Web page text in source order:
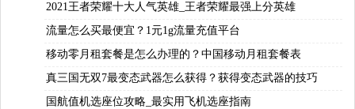
2021王者荣耀十大人气英雄_王者荣耀最强上分英雄
流量怎么买最便宜？1元1g流量充值平台
移动零月租套餐是怎么办理的？中国移动月租套餐表
真三国无双7最变态武器怎么获得？获得变态武器的技巧
国航值机选座位攻略_最实用飞机选座指南